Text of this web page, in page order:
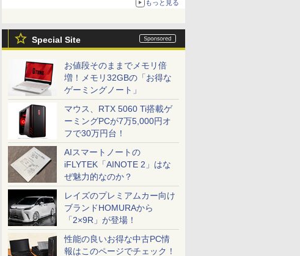
もっと見る
Special Site
お値段そのままでメモリ倍
増！メモリ32GBの「お得な
ゲーミングノート」
マウス、RTX 5060 Ti搭載ゲ
ーミングPCが7万5,000円オ
フで30万円台！
AIスマートノートの
iFLYTEK「AINOTE 2」はな
ぜ魅力的なのか？
レイズのプレミアムカー向け
ブランドHOMURAから
「2×9R」が登場！
性能の良いお得な中古PC情
報はこのページでチェック！